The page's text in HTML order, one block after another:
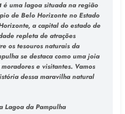
é uma lagoa situada na região
de Belo Horizonte no Estado
a capital do estado de
repleta de atrações
os tesouros naturais da
se destaca como uma joia
e visitantes. Vamos
dessa maravilha natural
Lagoa da Pampulha